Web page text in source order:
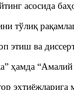
асосида
тўлиқ
этиш ва
ҳамда “Амалий